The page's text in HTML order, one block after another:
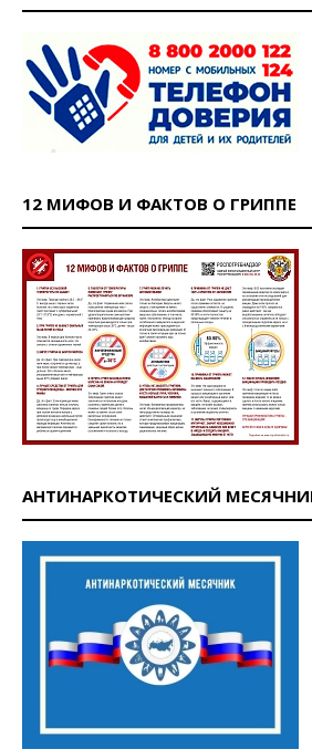
12 МИФОВ И ФАКТОВ О ГРИППЕ
АНТИНАРКОТИЧЕСКИЙ